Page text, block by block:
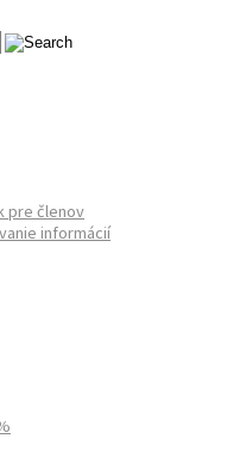
pre členov
informácií